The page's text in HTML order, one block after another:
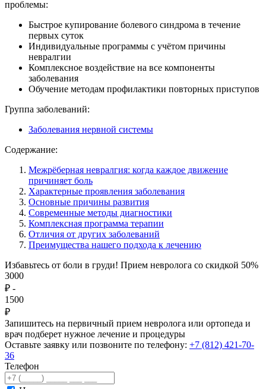
проблемы:
Быстрое купирование болевого синдрома в течение
первых суток
Индивидуальные программы с учётом причины
невралгии
Комплексное воздействие на все компоненты
заболевания
Обучение методам профилактики повторных приступов
Группа заболеваний:
Заболевания нервной системы
Содержание:
Межрёберная невралгия: когда каждое движение
причиняет боль
Характерные проявления заболевания
Основные причины развития
Современные методы диагностики
Комплексная программа терапии
Отличия от других заболеваний
Преимущества нашего подхода к лечению
Избавьтесь от боли в груди! Прием невролога со скидкой 50%
3000
₽ -
1500
₽
Запишитесь на первичный прием невролога или ортопеда и
врач подберет нужное лечение и процедуры
Оставьте заявку или позвоните по телефону: +7 (812) 421-70-
36
Телефон